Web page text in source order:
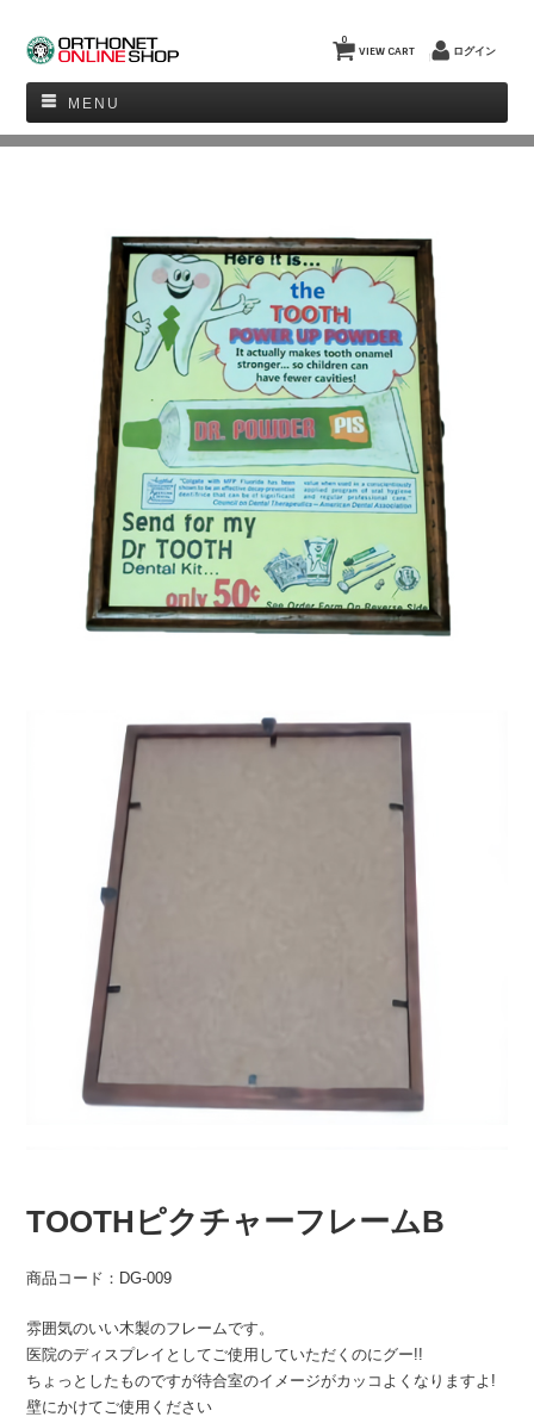
VIEW CART
0
ログイン
MENU
TOOTHピクチャーフレームB
商品コード：DG-009
雰囲気のいい木製のフレームです。
医院のディスプレイとしてご使用していただくのにグー!!
ちょっとしたものですが待合室のイメージがカッコよくなりますよ!
壁にかけてご使用ください